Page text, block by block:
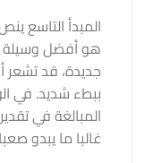
المبدأ التاسع
هو أفضل وسيلة
جديدة، قد تشعر
ببطء شديد. في
المبالغة في
غالبا ما يبدو